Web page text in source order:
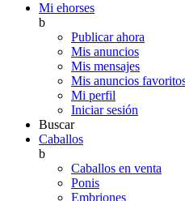
Mi ehorses
b
Publicar ahora
Mis anuncios
Mis mensajes
Mis anuncios
Mi perfil
Iniciar sesión
Buscar
Caballos
b
Caballos en venta
Ponis
Embriones